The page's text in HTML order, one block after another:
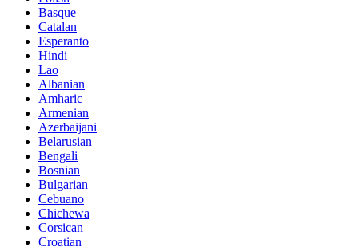
Basque
Catalan
Esperanto
Hindi
Lao
Albanian
Amharic
Armenian
Azerbaijani
Belarusian
Bengali
Bosnian
Bulgarian
Cebuano
Chichewa
Corsican
Croatian